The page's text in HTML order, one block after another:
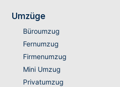
Umzüge
Büroumzug
Fernumzug
Firmenumzug
Mini Umzug
Privatumzug